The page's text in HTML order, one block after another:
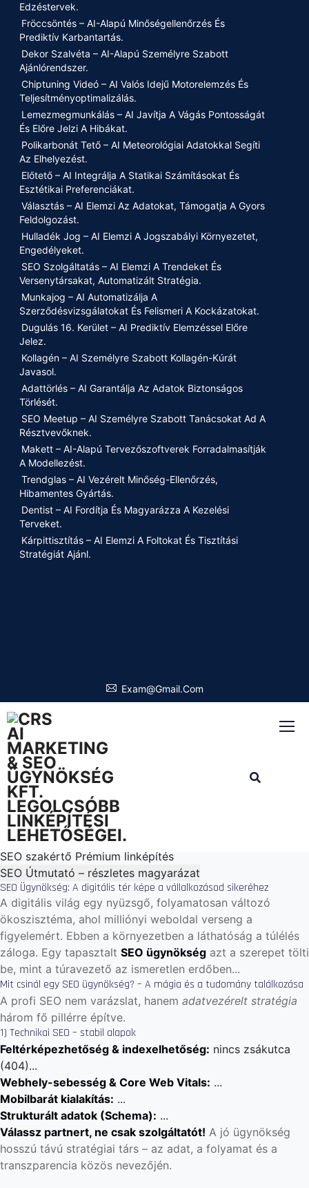
Edzéstervek.
Fröccsöntés – AI-Alapú Minőségellenőrzés És
Prediktív Karbantartás.
Dekor Szalvéta – AI-Alapú Személyre Szabott
Ajánlórendszer.
Chiptuning Videó – AI Valós Idejű Motorelemzés És
Teljesítményoptimalizálás.
Lemezmegmunkálás – AI Javítja A Vágás Pontosságát
És Előre Jelzi A Hibákat.
Polikarbonát Tető – AI Meteorológiai Adatokkal Segíti
Az Elhelyezést.
Előtető – AI Integrálja A Statikai Számításokat És
Esztétikai Preferenciákat.
Választás – AI Elemzi Az Adatokat, Támogatja A Gyors
Feldolgozást.
Hulladék Jog – AI Elemzi A Jogszabályi Környezetet,
Engedélyeket.
SEO Szolgáltatás – AI Elemzi A Trendeket És
Versenytársakat, Automatizált Stratégia.
Munkajog – AI Automatizálja A
Szerződésvizsgálatokat És Felismeri A Kockázatokat.
Dugulás 16. Kerület – AI Prediktív Elemzéssel Előre
Jelez.
Kollagén – AI Személyre Szabott Kollagén-Kúrát
Javasol.
Adattörlés – AI Garantálja Az Adatok Biztonságos
Törlését.
SEO Meetup – AI Személyre Szabott Tanácsokat Ad A
Résztvevőknek.
Makett – AI-Alapú Tervezőszoftverek Forradalmasítják
A Modellezést.
Trendglas – AI Vezérelt Minőség-Ellenőrzés,
Hibamentes Gyártás.
Dentist – AI Fordítja És Magyarázza A Kezelési
Terveket.
Kárpittisztítás – AI Elemzi A Foltokat És Tisztítási
Stratégiát Ajánl.
Exam@gmail.com
SEO Ügynökség Budapest – CRS Budapest Kft.
Teljes PDF tartalom:
AI Marketing & SEO Tudásközpont – 20 link + részletes
NATO szerepe Mesterséges intelligencia
2025 filmek
AdWords útmutató
AI jelentése WordPress weboldal
jelentése Digital marketing
Ingyenes linképítés Piackutatás 2025
SEO szakértő Prémium linképítés
SEO Útmutató – részletes magyarázat
SEO Ügynökség: A digitális tér képe a vállalkozásod sikeréhez
A digitális világ egy nyüzsgő, folyamatosan változó
ökoszisztéma, ahol milliónyi weboldal verseng a
figyelemért. Ebben a környezetben a láthatóság a túlélés
záloga. Egy tapasztalt SEO ügynökség azt a szerepet tölti
be, mint a túravezető az ismeretlen erdőben...
Mit csinál egy SEO ügynökség? – A mágia és a tudomány találkozása
A profi SEO nem varázslat, hanem adatvezérelt stratégia
három fő pillérre építve.
1) Technikai SEO – stabil alapok
Feltérképezhetőség & indexelhetőség: nincs zsákutca
(404)...
Webhely-sebesség & Core Web Vitals: ...
Mobilbarát kialakítás: ...
Strukturált adatok (Schema): ...
Válassz partnert, ne csak szolgáltatót! A jó ügynökség
hosszú távú stratégiai társ – az adat, a folyamat és a
transzparencia közös nevezőjén.